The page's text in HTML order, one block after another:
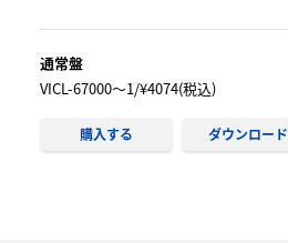
通常盤
VICL-67000〜1/¥4074(税込)
購入する ダウンロード